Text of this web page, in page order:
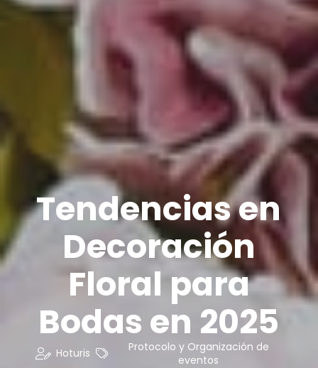
Tendencias en
Decoración
Floral para
Bodas en 2025
Hoturis
Protocolo y Organización de
eventos